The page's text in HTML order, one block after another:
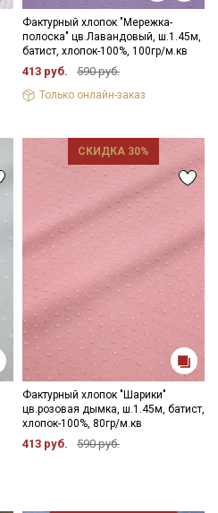
Фактурный хлопок "Мережка-
полоска" цв.Лавандовый, ш.1.45м,
батист, хлопок-100%, 100гр/м.кв
413 руб. 590 руб.
Только онлайн-заказ
СКИДКА 30%
Фактурный хлопок "Шарики"
цв.розовая дымка, ш.1.45м, батист,
хлопок-100%, 80гр/м.кв
413 руб. 590 руб.